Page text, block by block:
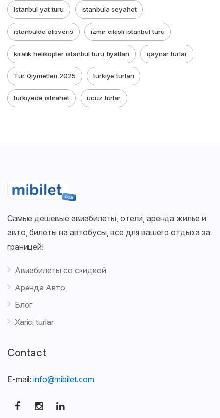
istanbul yat turu Istanbula seyahet
istanbulda alisveris izmir çıkışlı istanbul turu
kiralık helikopter istanbul turu fiyatları qaynar turlar
Tur Qiymetleri 2025 turkiye turlari
turkiyede istirahet ucuz turlar
Самые дешевые авиабилеты, отели, аренда жилье и
авто, билеты на автобусы, все для вашего отдыха за
границей!
Авиабилеты со скидкой
Аренда Авто
Блог
Xarici turlar
Contact
E-mail: info@mibilet.com